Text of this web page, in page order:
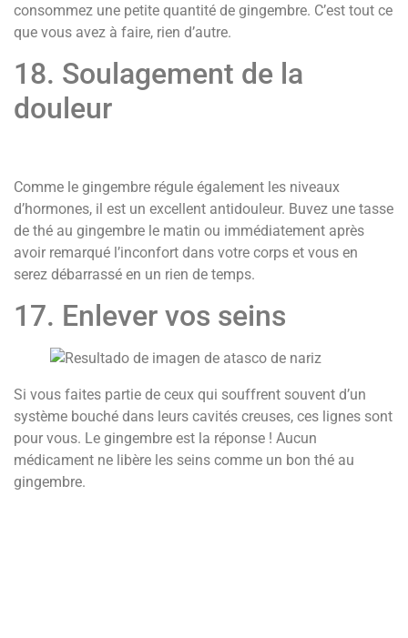
consommez une petite quantité de gingembre. C’est tout ce
que vous avez à faire, rien d’autre.
18. Soulagement de la
douleur
Comme le gingembre régule également les niveaux
d’hormones, il est un excellent antidouleur. Buvez une tasse
de thé au gingembre le matin ou immédiatement après
avoir remarqué l’inconfort dans votre corps et vous en
serez débarrassé en un rien de temps.
17. Enlever vos seins
Si vous faites partie de ceux qui souffrent souvent d’un
système bouché dans leurs cavités creuses, ces lignes sont
pour vous. Le gingembre est la réponse ! Aucun
médicament ne libère les seins comme un bon thé au
gingembre.